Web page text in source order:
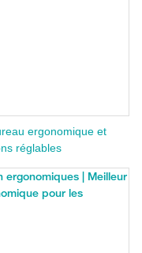
ergonomique et
réglables